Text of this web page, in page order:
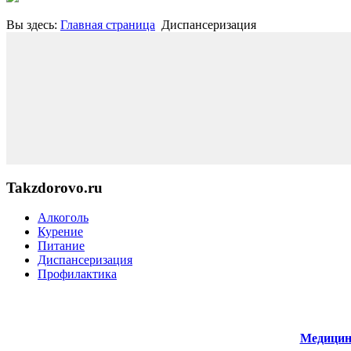
Вы здесь: Главная страница Диспансеризация
Takzdorovo.ru
Алкоголь
Курение
Питание
Диспансеризация
Профилактика